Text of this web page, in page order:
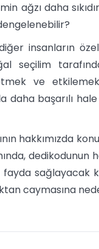
ağzı daha
insanların
seçilim
ve
daha başarılı
hakkımızda
dedikodunun
fayda sağlayacak
caymasına